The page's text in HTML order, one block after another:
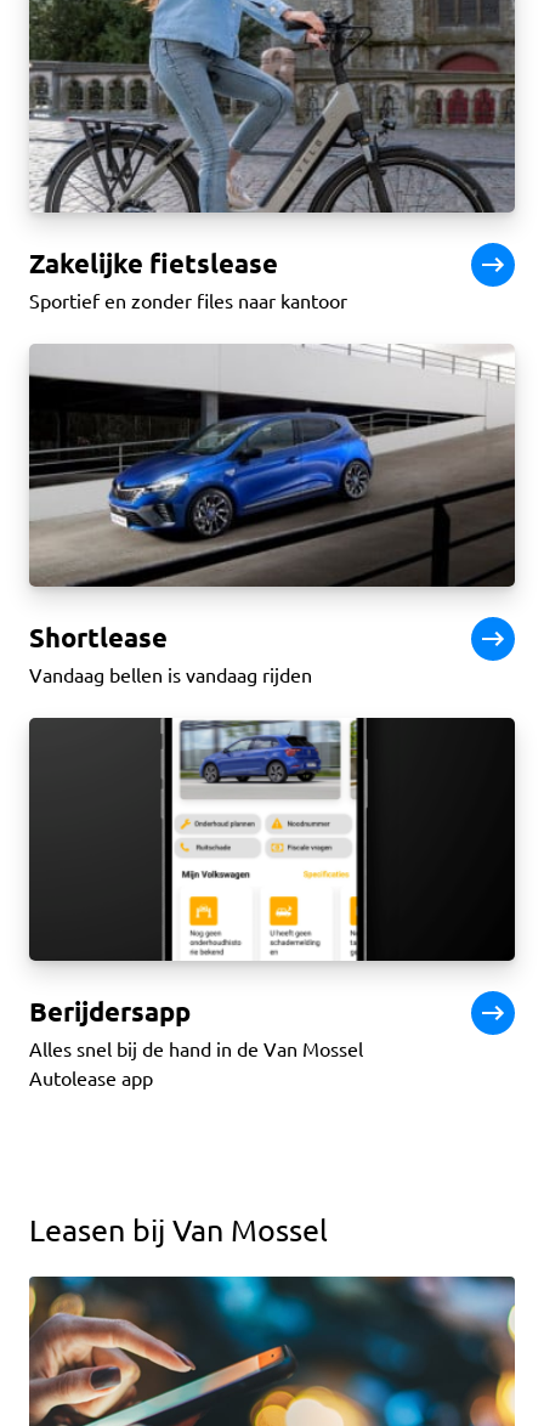
Zakelijke fietslease
Sportief en zonder files naar kantoor
Shortlease
Vandaag bellen is vandaag rijden
Berijdersapp
Alles snel bij de hand in de Van Mossel
Autolease app
Leasen bij Van Mossel